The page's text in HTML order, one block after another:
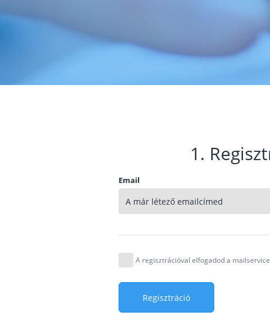
1.
Email
A regisztrációval elfogadod a
Regisztráció